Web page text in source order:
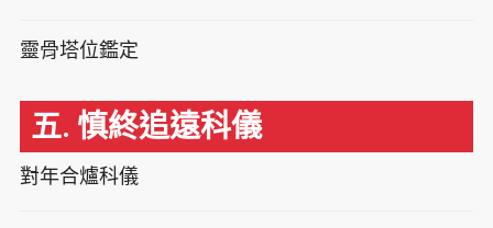
靈骨塔位鑑定
五. 慎終追遠科儀
對年合爐科儀